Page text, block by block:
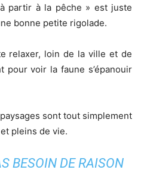
partir à la pêche » est juste
bonne petite rigolade.
relaxer, loin de la ville et de
pour voir la faune s’épanouir
sont tout simplement
pleins de vie.
BESOIN DE RAISON